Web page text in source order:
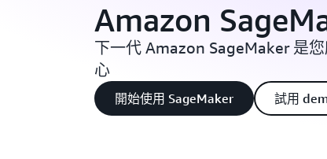
Amazon
下一代 Amazon SageMaker 是
心
開始使用 SageMaker 試用